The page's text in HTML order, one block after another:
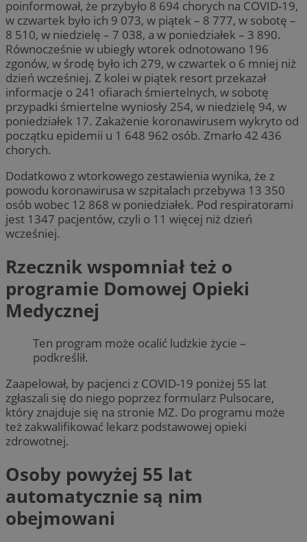
poinformował, że przybyło 8 694 chorych na COVID-19,
w czwartek było ich 9 073, w piątek – 8 777, w sobotę –
8 510, w niedzielę – 7 038, a w poniedziałek – 3 890.
Równocześnie w ubiegły wtorek odnotowano 196
zgonów, w środę było ich 279, w czwartek o 6 mniej niż
dzień wcześniej. Z kolei w piątek resort przekazał
informacje o 241 ofiarach śmiertelnych, w sobotę
przypadki śmiertelne wyniosły 254, w niedzielę 94, w
poniedziałek 17. Zakażenie koronawirusem wykryto od
początku epidemii u 1 648 962 osób. Zmarło 42 436
chorych.
Dodatkowo z wtorkowego zestawienia wynika, że z
powodu koronawirusa w szpitalach przebywa 13 350
osób wobec 12 868 w poniedziałek. Pod respiratorami
jest 1347 pacjentów, czyli o 11 więcej niż dzień
wcześniej.
Rzecznik wspomniał też o
programie Domowej Opieki
Medycznej
Ten program może ocalić ludzkie życie –
podkreślił.
Zaapelował, by pacjenci z COVID-19 poniżej 55 lat
zgłaszali się do niego poprzez formularz Pulsocare,
który znajduje się na stronie MZ. Do programu może
też zakwalifikować lekarz podstawowej opieki
zdrowotnej.
Osoby powyżej 55 lat
automatycznie są nim
obejmowani